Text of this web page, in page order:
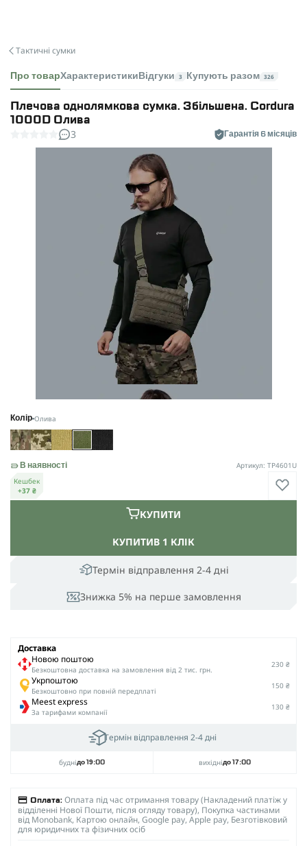
Тактичні сумки
Про товарХарактеристики Відгуки 3 Купують разом 326
Плечова однолямкова сумка. Збільшена. Cordura
1000D Олива
3 Гарантія 6 місяців
Колір Олива
Термін відправлення 2-4 дні
Знижка 5% на перше замовлення
КУПИТИВ 1 КЛІК
КУПИТИ
В наявності
Артикул: TP4601U
Кешбек
+37 ₴
Доставка
Новою поштою
Безкоштовна доставка на замовлення від 2 тис. грн.
230 ₴
Укрпоштою
Безкоштовно при повній передплаті
150 ₴
Meest express
За тарифами компанії
130 ₴
Термін відправлення 2-4 дні
буднідо 19:00 вихіднідо 17:00
Оплата: Оплата під час отримання товару (Накладений платіж у
відділенні Нової Пошти, після огляду товару), Покупка частинами
від Monobank, Картою онлайн, Google pay, Apple pay, Безготівковий
для юридичних та фізичних осіб